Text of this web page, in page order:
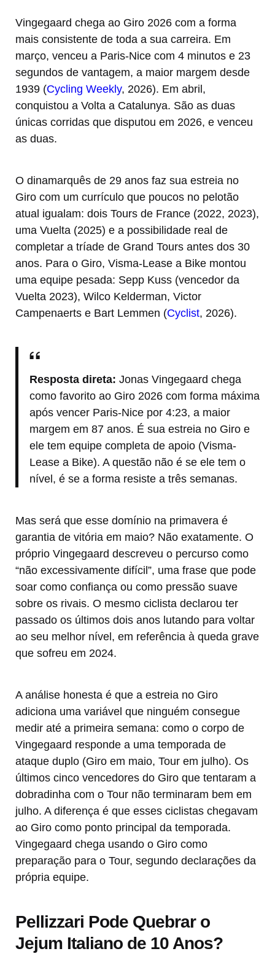
Vingegaard chega ao Giro 2026 com a forma
mais consistente de toda a sua carreira. Em
março, venceu a Paris-Nice com 4 minutos e 23
segundos de vantagem, a maior margem desde
1939 (Cycling Weekly, 2026). Em abril,
conquistou a Volta a Catalunya. São as duas
únicas corridas que disputou em 2026, e venceu
as duas.
O dinamarquês de 29 anos faz sua estreia no
Giro com um currículo que poucos no pelotão
atual igualam: dois Tours de France (2022, 2023),
uma Vuelta (2025) e a possibilidade real de
completar a tríade de Grand Tours antes dos 30
anos. Para o Giro, Visma-Lease a Bike montou
uma equipe pesada: Sepp Kuss (vencedor da
Vuelta 2023), Wilco Kelderman, Victor
Campenaerts e Bart Lemmen (Cyclist, 2026).
Resposta direta: Jonas Vingegaard chega
como favorito ao Giro 2026 com forma máxima
após vencer Paris-Nice por 4:23, a maior
margem em 87 anos. É sua estreia no Giro e
ele tem equipe completa de apoio (Visma-
Lease a Bike). A questão não é se ele tem o
nível, é se a forma resiste a três semanas.
Mas será que esse domínio na primavera é
garantia de vitória em maio? Não exatamente. O
próprio Vingegaard descreveu o percurso como
“não excessivamente difícil”, uma frase que pode
soar como confiança ou como pressão suave
sobre os rivais. O mesmo ciclista declarou ter
passado os últimos dois anos lutando para voltar
ao seu melhor nível, em referência à queda grave
que sofreu em 2024.
A análise honesta é que a estreia no Giro
adiciona uma variável que ninguém consegue
medir até a primeira semana: como o corpo de
Vingegaard responde a uma temporada de
ataque duplo (Giro em maio, Tour em julho). Os
últimos cinco vencedores do Giro que tentaram a
dobradinha com o Tour não terminaram bem em
julho. A diferença é que esses ciclistas chegavam
ao Giro como ponto principal da temporada.
Vingegaard chega usando o Giro como
preparação para o Tour, segundo declarações da
própria equipe.
Pellizzari Pode Quebrar o
Jejum Italiano de 10 Anos?